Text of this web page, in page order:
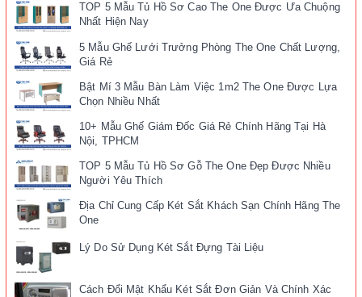
TOP 5 Mẫu Tủ Hồ Sơ Cao The One Được Ưa Chuộng
Nhất Hiện Nay
5 Mẫu Ghế Lưới Trưởng Phòng The One Chất Lượng,
Giá Rẻ
Bật Mí 3 Mẫu Bàn Làm Việc 1m2 The One Được Lựa
Chọn Nhiều Nhất
10+ Mẫu Ghế Giám Đốc Giá Rẻ Chính Hãng Tại Hà
Nội, TPHCM
TOP 5 Mẫu Tủ Hồ Sơ Gỗ The One Đẹp Được Nhiều
Người Yêu Thích
Địa Chỉ Cung Cấp Két Sắt Khách Sạn Chính Hãng The
One
Lý Do Sử Dụng Két Sắt Đựng Tài Liệu
Cách Đổi Mật Khẩu Két Sắt Đơn Giản Và Chính Xác